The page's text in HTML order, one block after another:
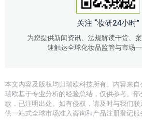
关注 “妆研24小时”
为您提供新闻资讯、法规解读干货、
速触达全球化妆品监管与市场一
本文内容及版权均归瑞欧科技所有。内容来自
瑞欧基于专业分析的经验总结，仅供参考。
载，已注明出处。如有侵权，请及时与我们
供一站式全球市场准入咨询和产品注册登记服